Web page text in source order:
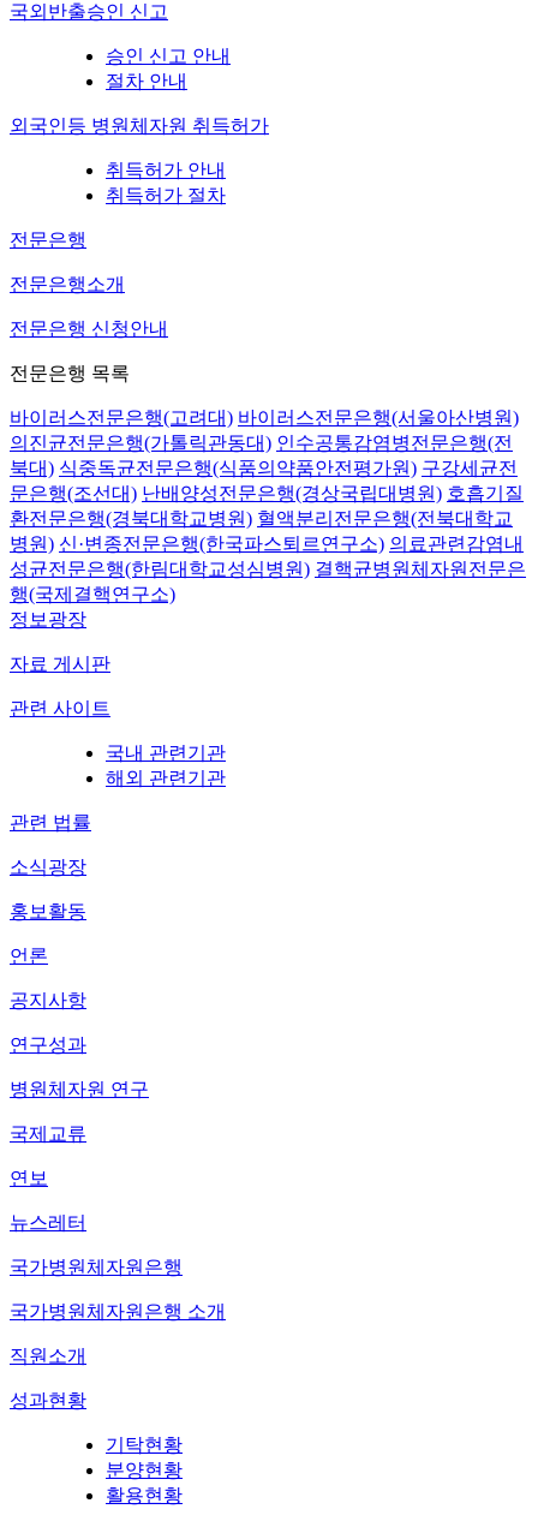
국외반출승인 신고
승인 신고 안내
절차 안내
외국인등 병원체자원 취득허가
취득허가 안내
취득허가 절차
전문은행
전문은행소개
전문은행 신청안내
전문은행 목록
바이러스전문은행(고려대) 바이러스전문은행(서울아산병원)
의진균전문은행(가톨릭관동대) 인수공통감염병전문은행(전
북대) 식중독균전문은행(식품의약품안전평가원) 구강세균전
문은행(조선대) 난배양성전문은행(경상국립대병원) 호흡기질
환전문은행(경북대학교병원) 혈액분리전문은행(전북대학교
병원) 신·변종전문은행(한국파스퇴르연구소) 의료관련감염내
성균전문은행(한림대학교성심병원) 결핵균병원체자원전문은
행(국제결핵연구소)
정보광장
자료 게시판
관련 사이트
국내 관련기관
해외 관련기관
관련 법률
소식광장
홍보활동
언론
공지사항
연구성과
병원체자원 연구
국제교류
연보
뉴스레터
국가병원체자원은행
국가병원체자원은행 소개
직원소개
성과현황
기탁현황
분양현황
활용현황